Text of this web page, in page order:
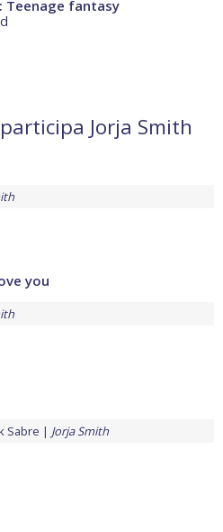
Teenage fantasy
Jorja Smith
you
Sabre Jorja Smith